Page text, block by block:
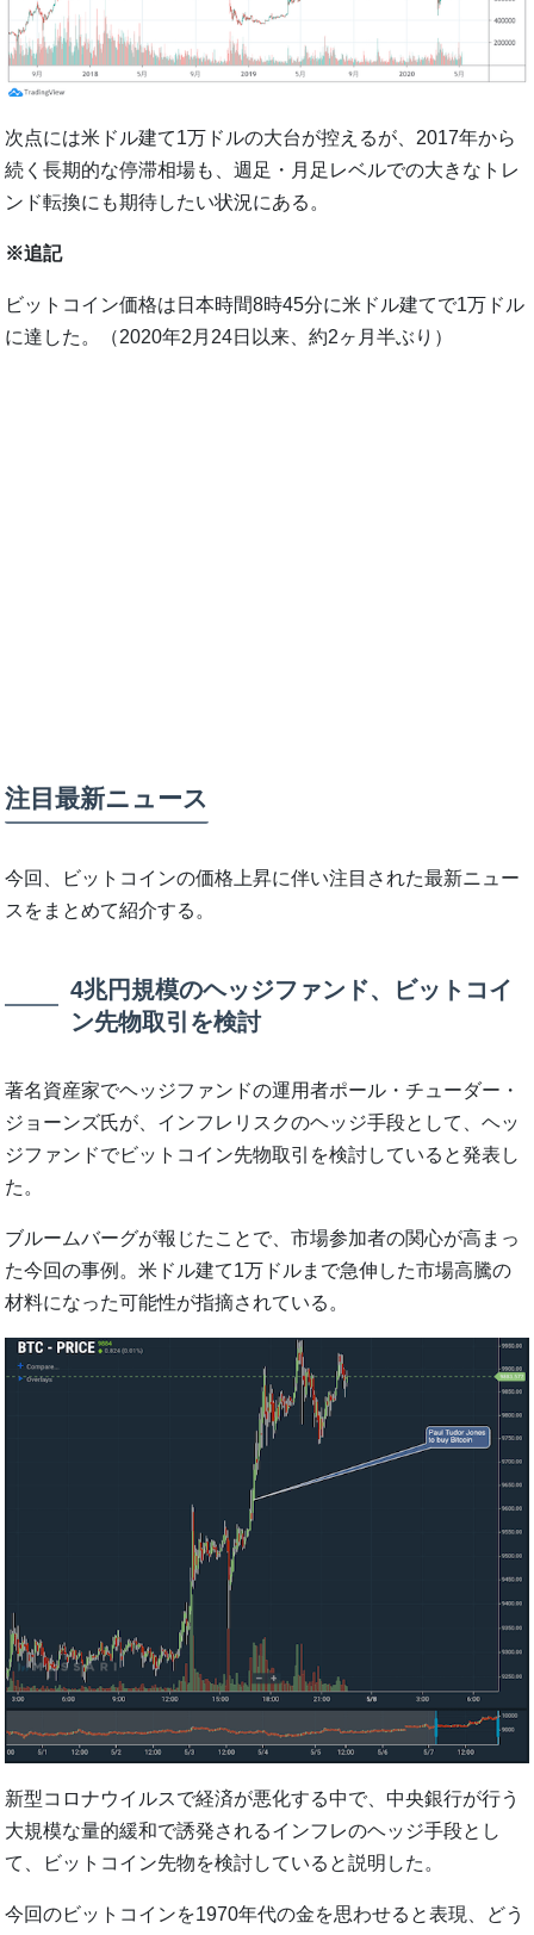
次点には米ドル建て1万ドルの大台が控えるが、2017年から
続く長期的な停滞相場も、週足・月足レベルでの大きなトレ
ンド転換にも期待したい状況にある。
※追記
ビットコイン価格は日本時間8時45分に米ドル建てで1万ドル
に達した。（2020年2月24日以来、約2ヶ月半ぶり）
注目最新ニュース
今回、ビットコインの価格上昇に伴い注目された最新ニュー
スをまとめて紹介する。
4兆円規模のヘッジファンド、ビットコイ
ン先物取引を検討
著名資産家でヘッジファンドの運用者ポール・チューダー・
ジョーンズ氏が、インフレリスクのヘッジ手段として、ヘッ
ジファンドでビットコイン先物取引を検討していると発表し
た。
ブルームバーグが報じたことで、市場参加者の関心が高まっ
た今回の事例。米ドル建て1万ドルまで急伸した市場高騰の
材料になった可能性が指摘されている。
新型コロナウイルスで経済が悪化する中で、中央銀行が行う
大規模な量的緩和で誘発されるインフレのヘッジ手段とし
て、ビットコイン先物を検討していると説明した。
今回のビットコインを1970年代の金を思わせると表現、どう